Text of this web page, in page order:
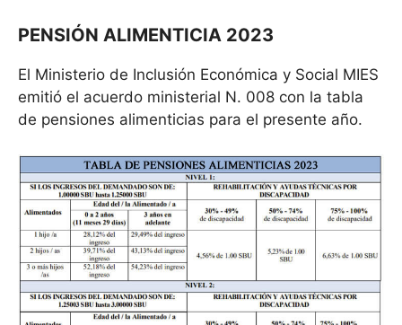
PENSIÓN ALIMENTICIA 2023
El Ministerio de Inclusión Económica y Social MIES
emitió el acuerdo ministerial N. 008 con la tabla
de pensiones alimenticias para el presente año.